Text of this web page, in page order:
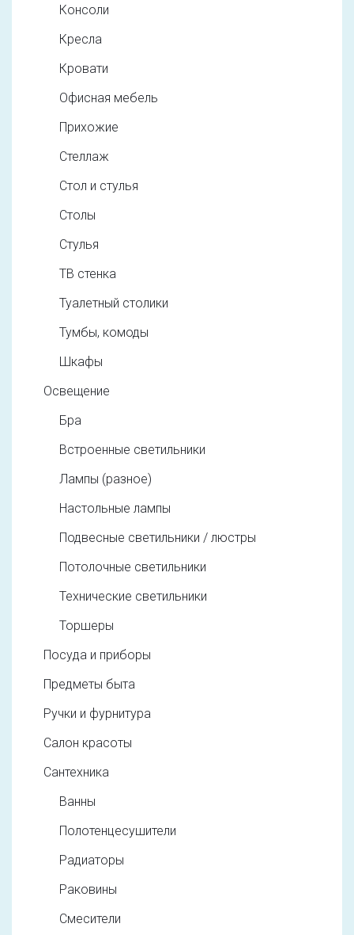
Консоли
Кресла
Кровати
Офисная мебель
Прихожие
Стеллаж
Стол и стулья
Столы
Стулья
ТВ стенка
Туалетный столики
Тумбы, комоды
Шкафы
Освещение
Бра
Встроенные светильники
Лампы (разное)
Настольные лампы
Подвесные светильники / люстры
Потолочные светильники
Технические светильники
Торшеры
Посуда и приборы
Предметы быта
Ручки и фурнитура
Салон красоты
Сантехника
Ванны
Полотенцесушители
Радиаторы
Раковины
Смесители